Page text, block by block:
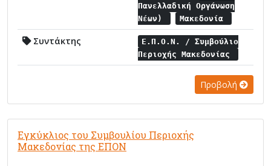
Πανελλαδική Οργάνωση
Νέων)
Μακεδονία
Συντάκτης
Ε.Π.Ο.Ν. / Συμβούλιο
Περιοχής Μακεδονίας
Προβολή
Εγκύκλιος του Συμβουλίου Περιοχής
Μακεδονίας της ΕΠΟΝ